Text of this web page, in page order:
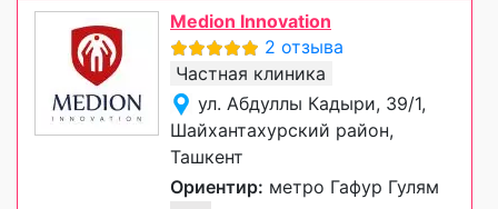
Medion Innovation
2 отзыва
Частная клиника
ул. Абдуллы Кадыри, 39/1,
Шайхантахурский район,
Ташкент
Ориентир: метро Гафур Гулям